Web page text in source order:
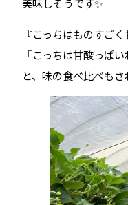
『こっちはものすご
『こっちは甘酸っぱい
と、味の食べ比べも